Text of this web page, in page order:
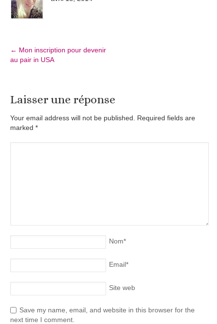
← Mon inscription pour devenir
au pair in USA
Laisser une réponse
Your email address will not be published. Required fields are
marked*
Nom*
Email*
Site web
Save my name, email, and website in this browser for the
next time I comment.